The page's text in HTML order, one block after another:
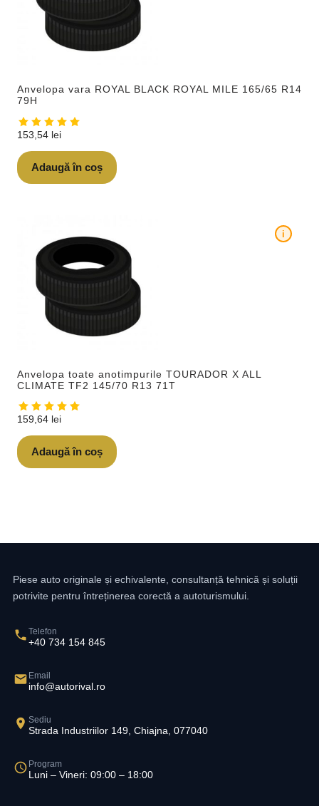
Anvelopa vara ROYAL BLACK ROYAL MILE 165/65 R14
79H
153,54 lei
Adaugă în coș
Anvelopa toate anotimpurile TOURADOR X ALL
CLIMATE TF2 145/70 R13 71T
i
159,64 lei
Adaugă în coș
Piese auto originale și echivalente, consultanță tehnică și soluții
potrivite pentru întreținerea corectă a autoturismului.
Telefon
+40 734 154 845
Email
info@autorival.ro
Sediu
Strada Industriilor 149, Chiajna, 077040
Program
Luni – Vineri: 09:00 – 18:00